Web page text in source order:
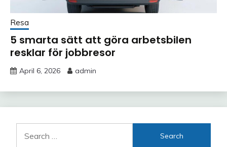
Resa
5 smarta sätt att göra arbetsbilen
resklar för jobbresor
April 6, 2026 admin
for: